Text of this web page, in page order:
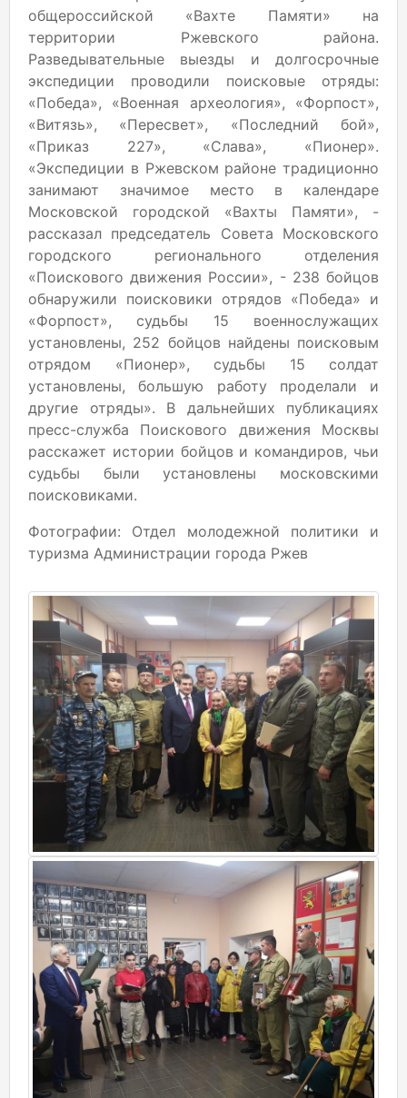
общероссийской «Вахте Памяти» на
территории Ржевского района.
Разведывательные выезды и долгосрочные
экспедиции проводили поисковые отряды:
«Победа», «Военная археология», «Форпост»,
«Витязь», «Пересвет», «Последний бой»,
«Приказ 227», «Слава», «Пионер».
«Экспедиции в Ржевском районе традиционно
занимают значимое место в календаре
Московской городской «Вахты Памяти», -
рассказал председатель Совета Московского
городского регионального отделения
«Поискового движения России», - 238 бойцов
обнаружили поисковики отрядов «Победа» и
«Форпост», судьбы 15 военнослужащих
установлены, 252 бойцов найдены поисковым
отрядом «Пионер», судьбы 15 солдат
установлены, большую работу проделали и
другие отряды». В дальнейших публикациях
пресс-служба Поискового движения Москвы
расскажет истории бойцов и командиров, чьи
судьбы были установлены московскими
поисковиками.
Фотографии: Отдел молодежной политики и
туризма Администрации города Ржев